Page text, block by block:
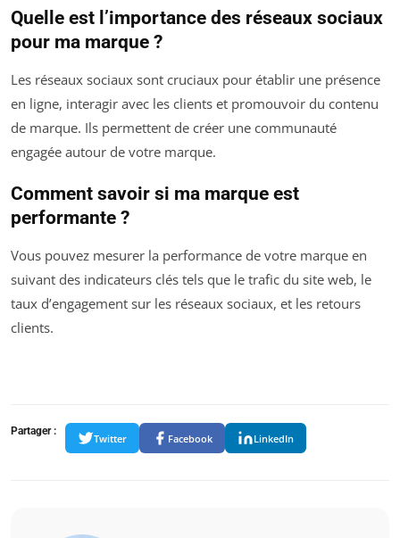
Quelle est l’importance des réseaux sociaux
pour ma marque ?
Les réseaux sociaux sont cruciaux pour établir une présence
en ligne, interagir avec les clients et promouvoir du contenu
de marque. Ils permettent de créer une communauté
engagée autour de votre marque.
Comment savoir si ma marque est
performante ?
Vous pouvez mesurer la performance de votre marque en
suivant des indicateurs clés tels que le trafic du site web, le
taux d’engagement sur les réseaux sociaux, et les retours
clients.
Partager :
Twitter Facebook LinkedIn